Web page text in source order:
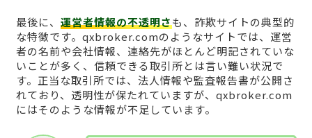
最後に、 運営者情報の不透明さも、詐欺サイトの典型的
な特徴です。qxbroker.comのようなサイトでは、運営
者の名前や会社情報、連絡先がほとんど明記されていな
いことが多く、信頼できる取引所とは言い難い状況で
す。正当な取引所では、法人情報や監査報告書が公開さ
れており、透明性が保たれていますが、qxbroker.com
にはそのような情報が不足しています。